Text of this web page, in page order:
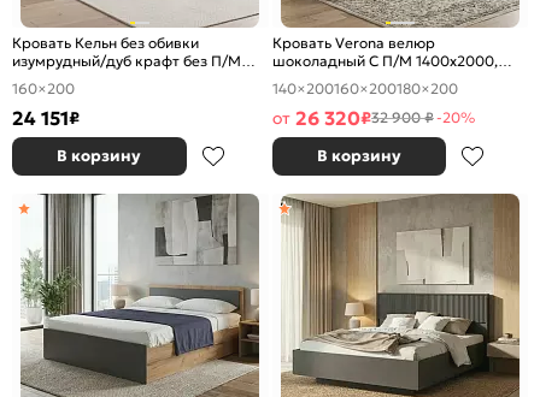
Кровать Кельн без обивки
изумрудный/дуб крафт без П/М
1600x2000, изголовье жесткое
160×200
24 151₽
В корзину
Кровать Verona велюр
шоколадный С П/М 1400x2000,
ортопедическое основание,
изголовье мягкое
140×200160×200180×200
от 26 320₽32 900 ₽-20%
В корзину